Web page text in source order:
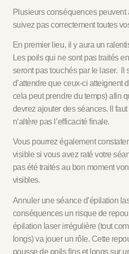
Plusieurs conséquences peuvent
suivez pas correctement toutes
En premier lieu, il y aura un
Les poils qui ne sont pas traités
seront pas touchés par le laser. Il
d’attendre que ceux-ci atteignent
cela peut prendre du temps) afin
devrez ajouter des séances. Il
n’altère pas l’efficacité finale.
Vous pourrez également
visible si vous avez raté votre
pas été traités au bon moment
visibles.
Annuler une séance d’épilation
conséquences un risque de
épilation laser irrégulière (tout
longs) va jouer un rôle. Cette
pousse de poils fins et longs sur